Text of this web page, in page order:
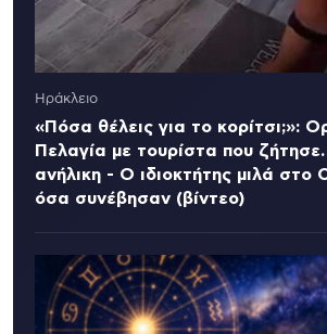
Ηράκλειο
«Πόσα θέλεις για το κορίτσι;»:
Πελαγία με τουρίστα που
ανήλικη - Ο ιδιοκτήτης μιλά στο
όσα συνέβησαν (βίντεο)